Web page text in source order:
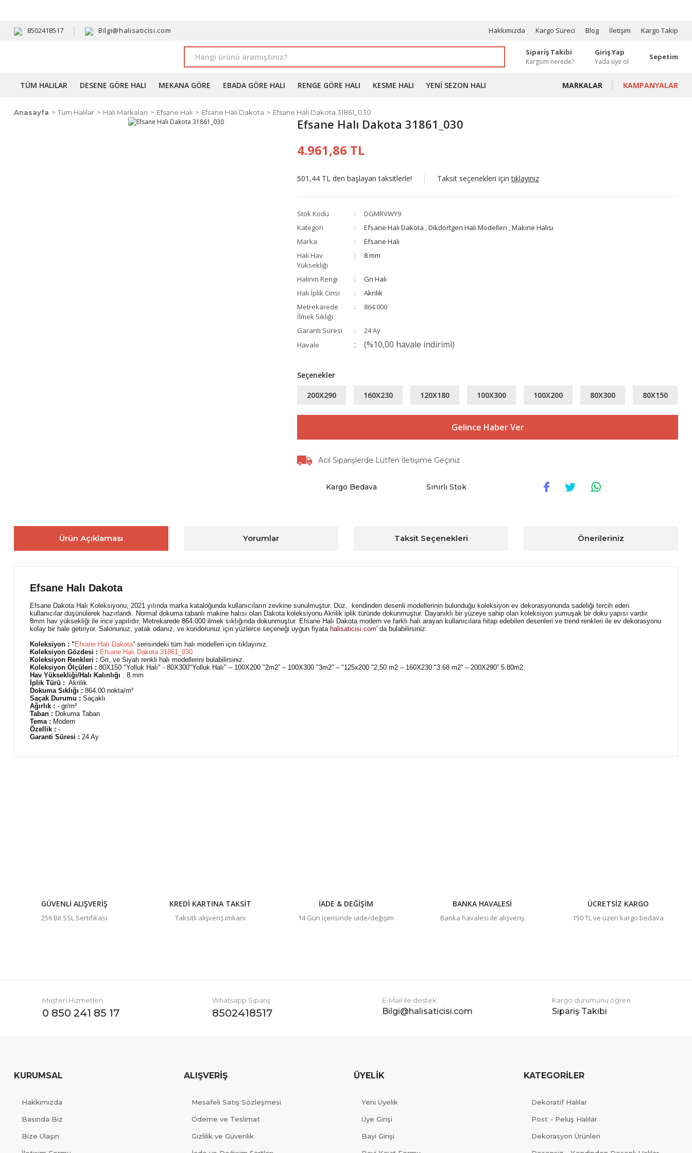
8502418517 Bilgi@halisaticisi.com Hakkımızda Kargo Süreci Blog İletişim Kargo Takip
Sipariş Takibi
Kargom nerede?
Giriş Yap
Yada üye ol
Sepetim
TÜM HALILAR DESENE GÖRE HALI MEKANA GÖRE EBADA GÖRE HALI RENGE GÖRE HALI KESME HALI YENI SEZON HALI MARKALAR KAMPANYALAR
Anasayfa Tüm Halılar Halı Markaları Efsane Halı Efsane Halı Dakota Efsane Halı Dakota 31861_030
Efsane Halı Dakota 31861_030
4.961,86 TL
501,44 TL den başlayan taksitlerle! Taksit seçenekleri içintıklayınız
Stok Kodu
DGMRVWY9
Kategori
Efsane Halı Dakota ,Dikdörtgen Halı Modelleri ,Makine Halısı
Marka
Efsane Halı
Halı Hav
Yüksekliği
8 mm
Halının Rengi
Gri Halı
Halı İplik Cinsi
Akrilik
Metrekarede
İlmek Sıklığı
864.000
Garanti Süresi
24 Ay
Havale
(%10,00 havale indirimi)
Seçenekler
200X290 160X230 120X180 100X300 100X200 80X300 80X150
Gelince Haber Ver
Acil Siparişlerde Lütfen İletişime Geçiniz
Kargo Bedava Sınırlı Stok
Ürün Açıklaması Yorumlar Taksit Seçenekleri Önerileriniz
Efsane Halı Dakota
Efsane Dakota Halı Koleksiyonu, 2021 yılında marka kataloğunda kullanıcıların zevkine sunulmuştur. Düz, kendinden desenli modellerinin bulunduğu koleksiyon ev dekorasyonunda sadeliği tercih eden
kullanıcılar düşünülerek hazırlandı. Normal dokuma tabanlı makine halısı olan Dakota koleksiyonu Akrilik iplik türünde dokunmuştur. Dayanıklı bir yüzeye sahip olan koleksiyon yumuşak bir doku yapısı vardır.
8mm hav yüksekliği ile ince yapılıdır. Metrekarede 864.000 ilmek sıklığında dokunmuştur. Efsane Halı Dakota modern ve farklı halı arayan kullanıcılara hitap edebilen desenleri ve trend renkleri ile ev dekorasyonu
kolay bir hale getiriyor. Salonunuz, yatak odanız, ve koridorunuz için yüzlerce seçeneği uygun fiyata halisaticisi.com' da bulabilirsiniz.
Koleksiyon : "Efsane Halı Dakota” serisindeki tüm halı modelleri için tıklayınız.
Koleksiyon Gözdesi : Efsane Halı Dakota 31861_030
Koleksiyon Renkleri : Gri, ve Siyah renkli halı modellerini bulabilirsiniz.
Koleksiyon Ölçüleri : 80X150 "Yolluk Halı" - 80X300"Yolluk Halı" – 100X200 "2m2” – 100X300 "3m2” – "125x200 "2,50 m2 – 160X230 "3.68 m2” – 200X290” 5.80m2
Hav Yüksekliği/Halı Kalınlığı : 8 mm
İplik Türü : Akrilik
Dokuma Sıklığı : 864.00 nokta/m²
Saçak Durumu : Saçaklı
Ağırlık : - gr/m²
Taban : Dokuma Taban
Tema : Modern
Özellik : -
Garanti Süresi : 24 Ay
GÜVENLİ ALIŞVERİŞ
256 Bit SSL Sertifikası
KREDİ KARTINA TAKSİT
Taksitli alışveriş imkanı
İADE & DEĞİŞİM
14 Gün içerisinde iade/değişim
BANKA HAVALESİ
Banka havalesi ile alışveriş
ÜCRETSİZ KARGO
150 TL ve üzeri kargo bedava
Müşteri Hizmetleri
0 850 241 85 17
Whatsapp Sipariş
8502418517
E-Mail ile destek
Bilgi@halisaticisi.com
Kargo durumunu öğren
Sipariş Takibi
KURUMSAL
Hakkımızda
Basında Biz
Bize Ulaşın
ALIŞVERİŞ
Mesafeli Satış Sözleşmesi
Ödeme ve Teslimat
Gizlilik ve Güvenlik
ÜYELİK
Yeni Üyelik
Üye Girişi
Bayi Girişi
KATEGORİLER
Dekoratif Halılar
Post - Peluş Halılar
Dekorasyon Ürünleri